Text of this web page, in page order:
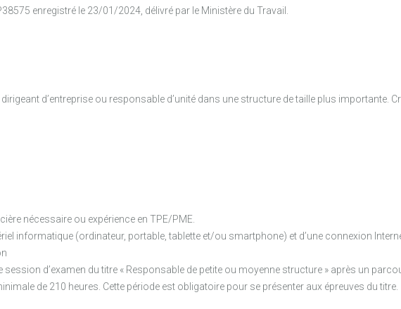
enregistré le 23/01/2024, délivré par le Ministère du Travail.
d’entreprise ou responsable d’unité dans une structure de taille plus importante.
nécessaire ou expérience en TPE/PME.
informatique (ordinateur, portable, tablette et/ou smartphone) et d’une connexion
session d’examen du titre « Responsable de petite ou moyenne structure » après un
de 210 heures. Cette période est obligatoire pour se présenter aux épreuves du titre.